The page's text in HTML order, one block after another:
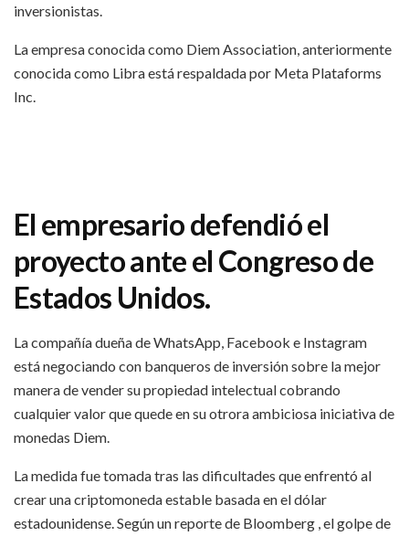
inversionistas.
La empresa conocida como Diem Association, anteriormente
conocida como Libra está respaldada por Meta Plataforms
Inc.
El empresario defendió el
proyecto ante el Congreso de
Estados Unidos.
La compañía dueña de WhatsApp, Facebook e Instagram
está negociando con banqueros de inversión sobre la mejor
manera de vender su propiedad intelectual cobrando
cualquier valor que quede en su otrora ambiciosa iniciativa de
monedas Diem.
La medida fue tomada tras las dificultades que enfrentó al
crear una criptomoneda estable basada en el dólar
estadounidense. Según un reporte de Bloomberg , el golpe de